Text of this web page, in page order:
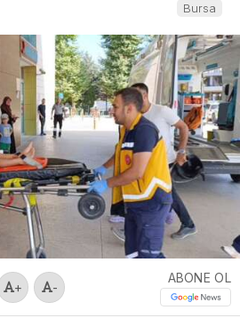
Bursa
+ -
ABONE OL